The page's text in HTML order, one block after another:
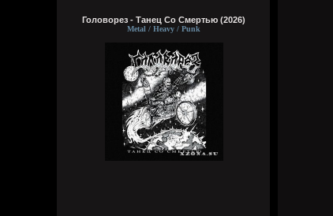
Головорез - Tанец Со Смертью (2026)
Metal / Heavy / Punk